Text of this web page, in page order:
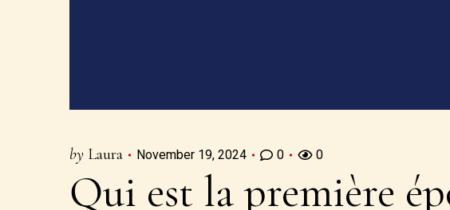
by Laura November 19, 2024 0 0
Qui est la première